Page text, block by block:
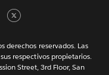
derechos reservados. Las
respectivos propietarios.
Street, 3rd Floor, San